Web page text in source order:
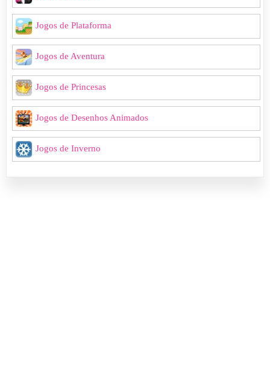
Jogos de Plataforma
Jogos de Aventura
Jogos de Princesas
Jogos de Desenhos Animados
Jogos de Inverno